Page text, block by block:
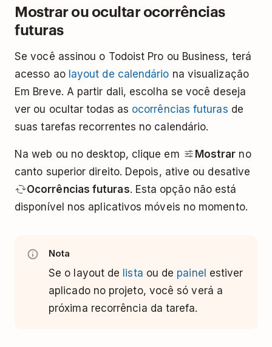
Mostrar ou ocultar ocorrências
futuras
Se você assinou o Todoist Pro ou Business, terá
acesso ao layout de calendário na visualização
Em Breve. A partir dali, escolha se você deseja
ver ou ocultar todas as ocorrências futuras de
suas tarefas recorrentes no calendário.
Na web ou no desktop, clique em Mostrar no
canto superior direito. Depois, ative ou desative
Ocorrências futuras. Esta opção não está
disponível nos aplicativos móveis no momento.
Nota
Se o layout de lista ou de painel estiver
aplicado no projeto, você só verá a
próxima recorrência da tarefa.